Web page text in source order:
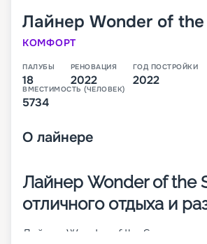
Лайнер Wonder of the
КОМФОРТ
ПАЛУБЫ
18
РЕНОВАЦИЯ
2022
ГОД ПОСТРОЙКИ
2022
ВМЕСТИМОСТЬ (ЧЕЛОВЕК)
5734
О лайнере
Лайнер Wonder of the
отличного отдыха и
Лайнер Wonder of the Seas